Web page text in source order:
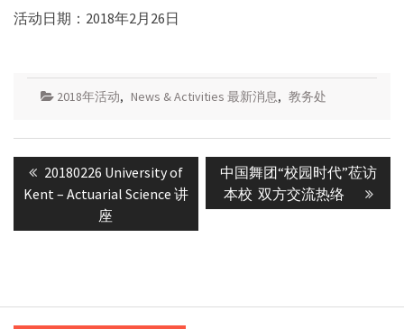
活动日期：2018年2月26日
2018年活动, News & Activities 最新消息, 教务处
Post
navigation
Previous
post:
20180226 University of
Kent – Actuarial Science 讲
座
Next
post:
中国舞团“校园时代”莅访
本校 双方交流热络